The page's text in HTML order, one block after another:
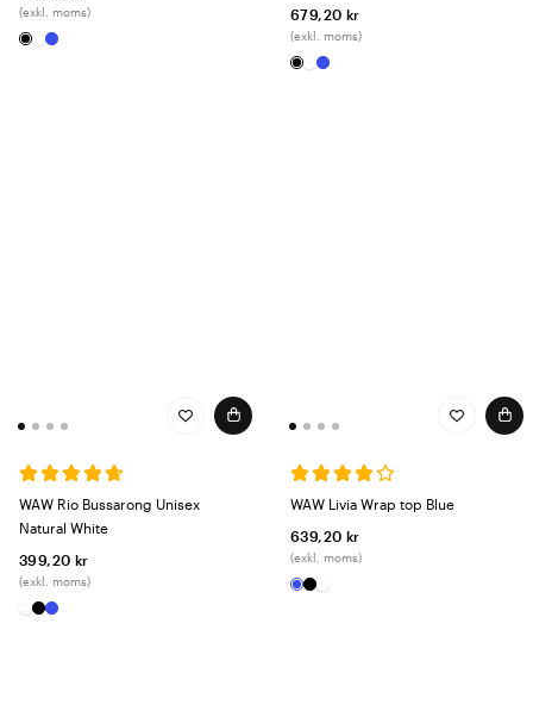
(exkl. moms)
679,20 kr
(exkl. moms)
WAW Rio Bussarong Unisex
Natural White
399,20 kr
(exkl. moms)
WAW Livia Wrap top Blue
639,20 kr
(exkl. moms)